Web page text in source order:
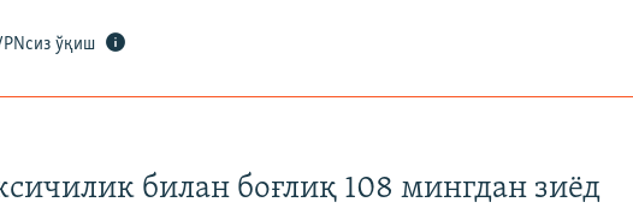
ўқиш
билан боғлиқ 108 мингдан зиёд